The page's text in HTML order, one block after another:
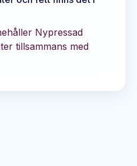
Nypressad
tillsammans med